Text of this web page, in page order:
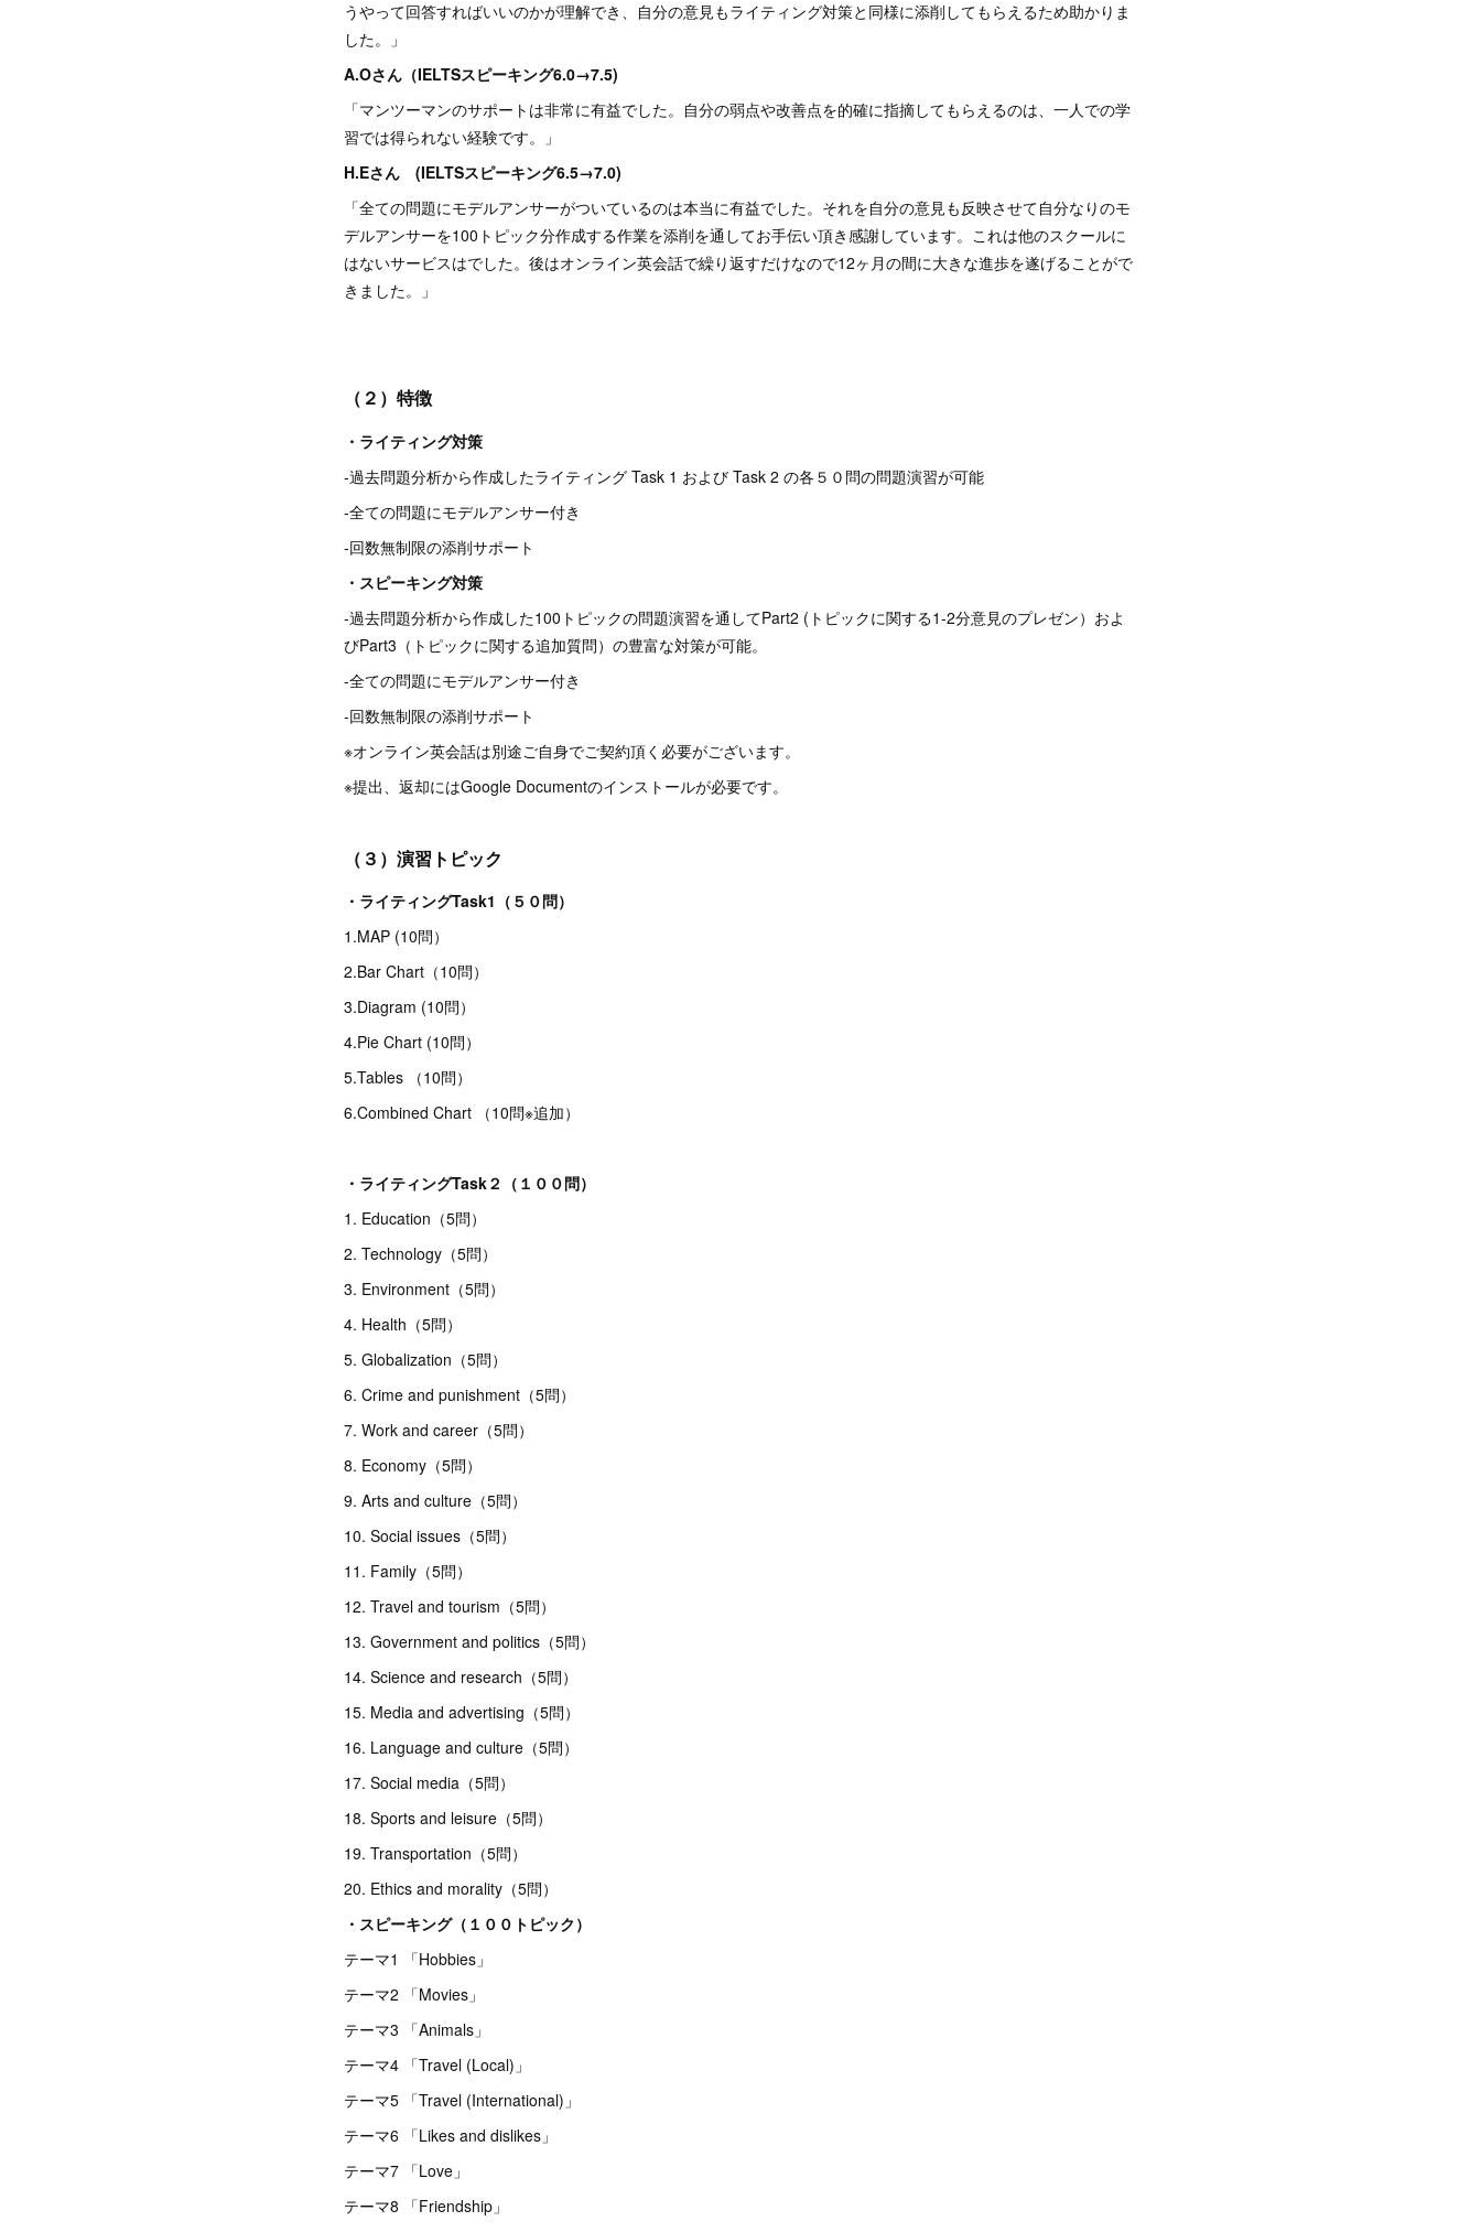
うやって回答すればいいのかが理解でき、自分の意見もライティング対策と同様に添削してもらえるため助かりま
した。」
A.Oさん（IELTSスピーキング6.0→7.5)
「マンツーマンのサポートは非常に有益でした。自分の弱点や改善点を的確に指摘してもらえるのは、一人での学
習では得られない経験です。」
H.Eさん (IELTSスピーキング6.5→7.0)
「全ての問題にモデルアンサーがついているのは本当に有益でした。それを自分の意見も反映させて自分なりのモ
デルアンサーを100トピック分作成する作業を添削を通してお手伝い頂き感謝しています。これは他のスクールに
はないサービスはでした。後はオンライン英会話で繰り返すだけなので12ヶ月の間に大きな進歩を遂げることがで
きました。」
（２）特徴
・ライティング対策
-過去問題分析から作成したライティング Task 1 および Task 2 の各５０問の問題演習が可能
-全ての問題にモデルアンサー付き
-回数無制限の添削サポート
・スピーキング対策
-過去問題分析から作成した100トピックの問題演習を通してPart2 (トピックに関する1-2分意見のプレゼン）およ
びPart3（トピックに関する追加質問）の豊富な対策が可能。
-全ての問題にモデルアンサー付き
-回数無制限の添削サポート
※オンライン英会話は別途ご自身でご契約頂く必要がございます。
※提出、返却にはGoogle Documentのインストールが必要です。
（３）演習トピック
・ライティングTask1（５０問）
1.MAP (10問）
2.Bar Chart（10問）
3.Diagram (10問）
4.Pie Chart (10問）
5.Tables （10問）
6.Combined Chart （10問※追加）
・ライティングTask２（１００問）
1. Education（5問）
2. Technology（5問）
3. Environment（5問）
4. Health（5問）
5. Globalization（5問）
6. Crime and punishment（5問）
7. Work and career（5問）
8. Economy（5問）
9. Arts and culture（5問）
10. Social issues（5問）
11. Family（5問）
12. Travel and tourism（5問）
13. Government and politics（5問）
14. Science and research（5問）
15. Media and advertising（5問）
16. Language and culture（5問）
17. Social media（5問）
18. Sports and leisure（5問）
19. Transportation（5問）
20. Ethics and morality（5問）
・スピーキング（１００トピック）
テーマ1 「Hobbies」
テーマ2 「Movies」
テーマ3 「Animals」
テーマ4 「Travel (Local)」
テーマ5 「Travel (International)」
テーマ6 「Likes and dislikes」
テーマ7 「Love」
テーマ8 「Friendship」